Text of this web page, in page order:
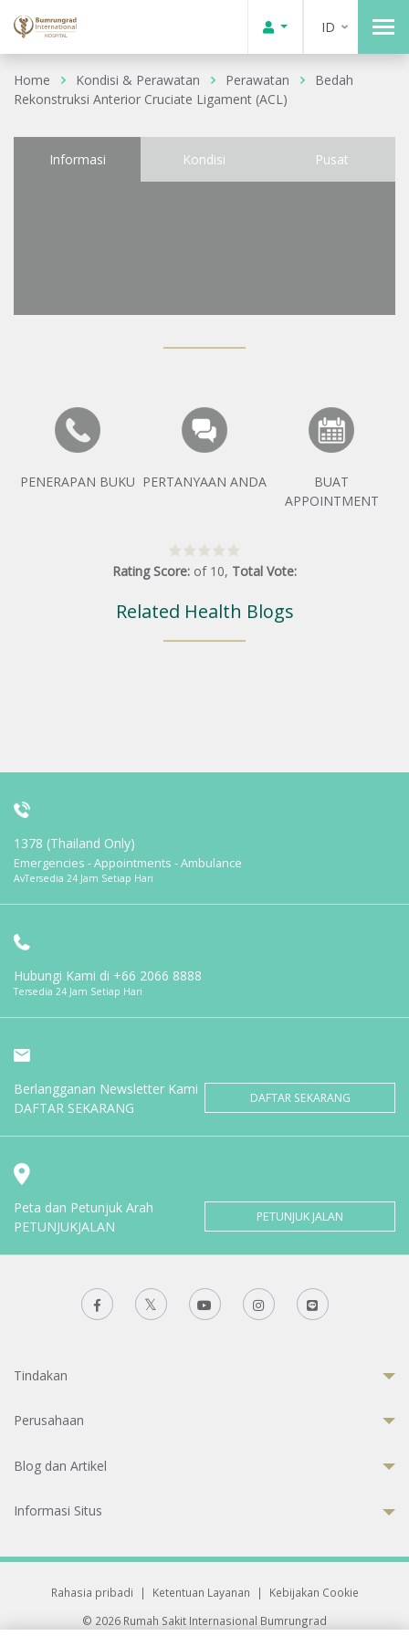
ID
Home Kondisi & Perawatan Perawatan
Bedah
Rekonstruksi Anterior Cruciate Ligament (ACL)
Informasi Kondisi Pusat
PENERAPAN BUKU PERTANYAAN ANDA
BUAT
APPOINTMENT
Rating Score: of 10, Total Vote:
Related Health Blogs
1378 (Thailand Only)
Emergencies - Appointments - Ambulance
AvTersedia 24 Jam Setiap Hari
Hubungi Kami di +66 2066 8888
Tersedia 24 Jam Setiap Hari
Berlangganan Newsletter Kami
DAFTAR SEKARANG
DAFTAR SEKARANG
Peta dan Petunjuk Arah
PETUNJUKJALAN
PETUNJUK JALAN
Tindakan
Perusahaan
Blog dan Artikel
Informasi Situs
Rahasia pribadi | Ketentuan Layanan |
Kebijakan Cookie
© 2026 Rumah Sakit Internasional Bumrungrad